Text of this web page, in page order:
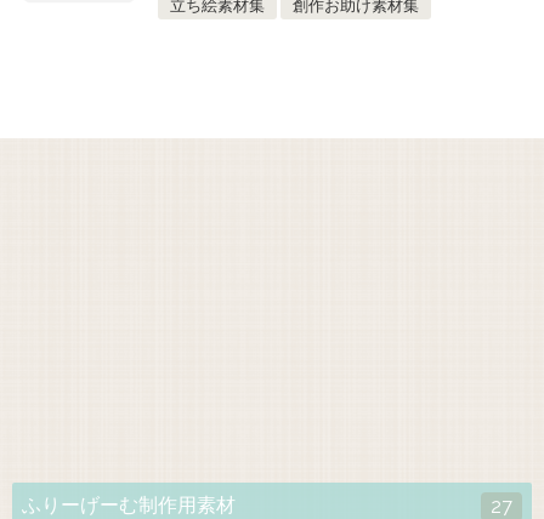
立ち絵素材集 創作お助け素材集
ふりーげーむ制作用素材 27